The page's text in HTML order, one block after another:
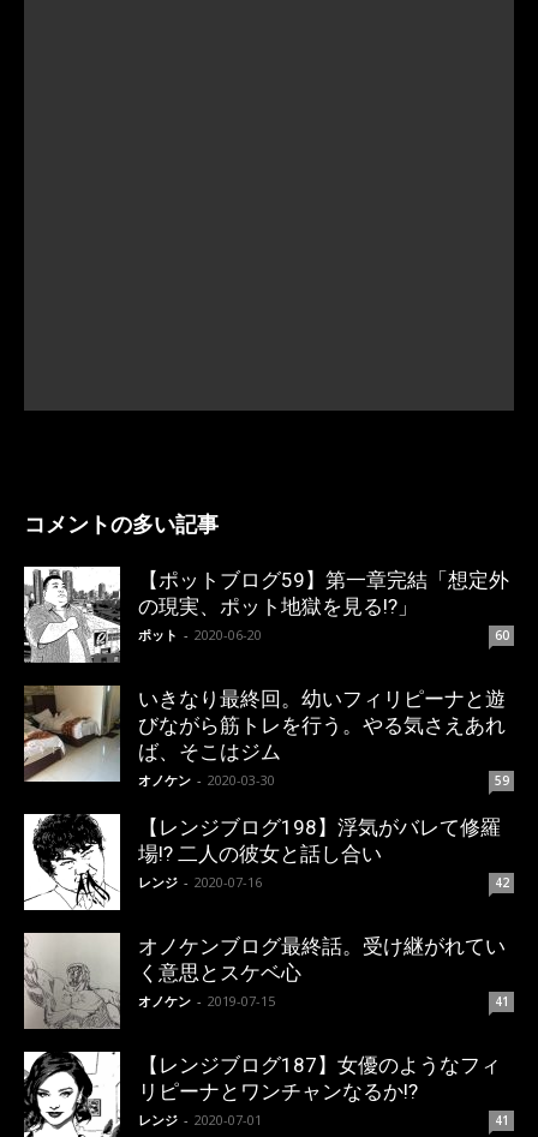
コメントの多い記事
【ポットブログ59】第一章完結「想定外
の現実、ポット地獄を見る!?」
ポット - 2020-06-20 60
いきなり最終回。幼いフィリピーナと遊
びながら筋トレを行う。やる気さえあれ
ば、そこはジム
オノケン - 2020-03-30 59
【レンジブログ198】浮気がバレて修羅
場!? 二人の彼女と話し合い
レンジ - 2020-07-16 42
オノケンブログ最終話。受け継がれてい
く意思とスケベ心
オノケン - 2019-07-15 41
【レンジブログ187】女優のようなフィ
リピーナとワンチャンなるか!?
レンジ - 2020-07-01 41